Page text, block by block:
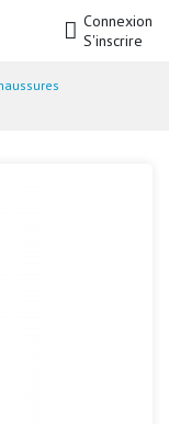
Connexion
S'inscrire